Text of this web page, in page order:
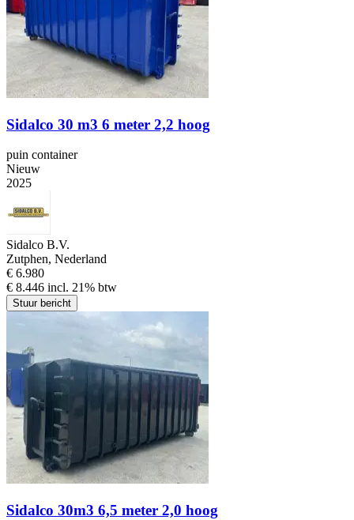
Sidalco 30 m3 6 meter 2,2 hoog
puin container
Nieuw
2025
Sidalco B.V.
Zutphen, Nederland
€ 6.980
€ 8.446 incl. 21% btw
Stuur bericht
Sidalco 30m3 6,5 meter 2,0 hoog